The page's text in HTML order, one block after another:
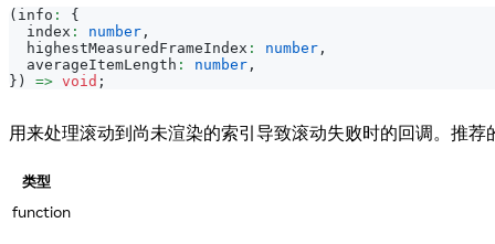
( info :
{
  index
: number ,
  highestMeasuredFrameIndex
: number ,
  averageItemLength
: number ,
} ) => void ;
用来处理滚动到尚未渲染的索引导致滚动失败时的回调。推
类型
function